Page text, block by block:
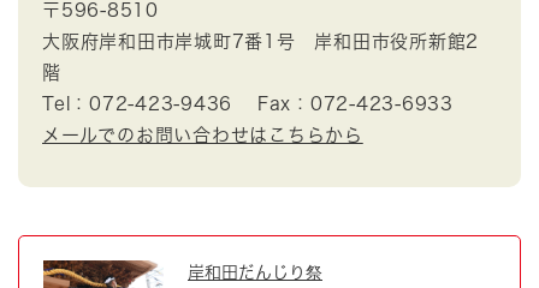
〒596-8510
大阪府岸和田市岸城町7番1号 岸和田市役所新館2
階
Tel：072-423-9436
Fax：072-423-6933
メールでのお問い合わせはこちらから
岸和田だんじり祭